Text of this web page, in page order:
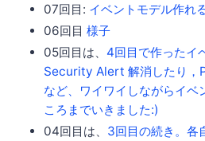
07回目: イベントモデル作れ
06回目 様子
05回目は、 4回目で作ったイ
Security Alert 解消したり，
など、ワイワイしながらイベ
ころまでいきました:)
04回目は、 3回目の続き。各